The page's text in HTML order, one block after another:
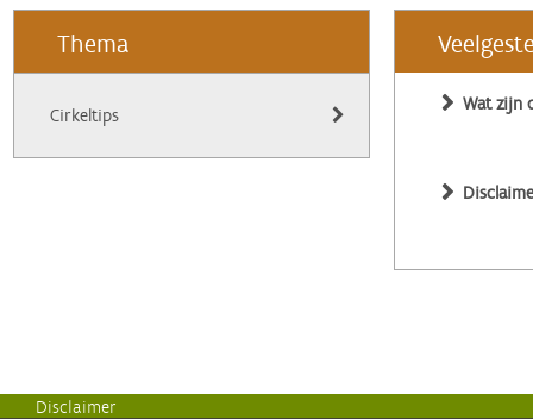
Thema
Cirkeltips
Wat zijn
Disclaimer